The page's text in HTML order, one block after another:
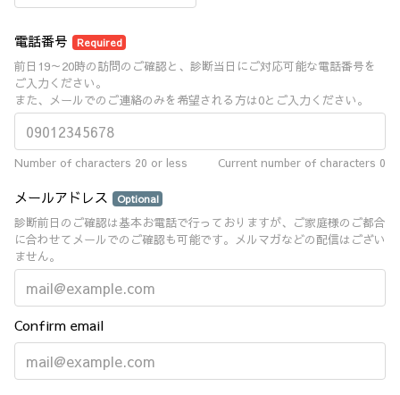
電話番号 Required
前日19～20時の訪問のご確認と、診断当日にご対応可能な電話番号を
ご入力ください。
また、メールでのご連絡のみを希望される方は0とご入力ください。
Number of characters 20 or less Current number of characters 0
メールアドレス Optional
診断前日のご確認は基本お電話で行っておりますが、ご家庭様のご都合
に合わせてメールでのご確認も可能です。メルマガなどの配信はござい
ません。
Confirm email